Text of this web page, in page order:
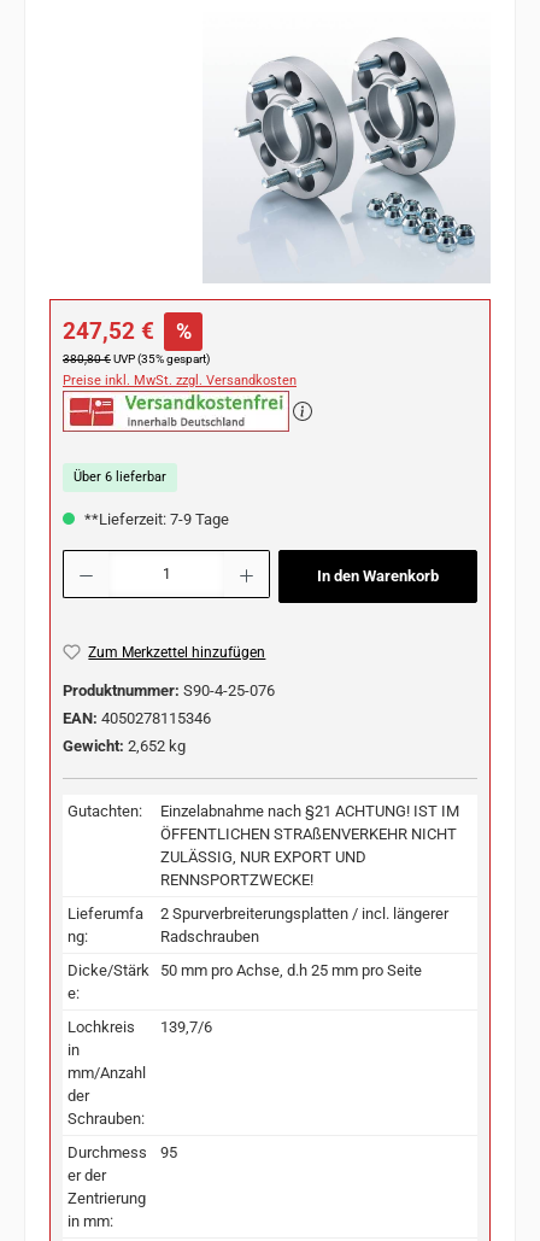
Verkaufspreis:
247,52 € %
Regulärer Preis:
380,80 €UVP (35% gespart)
Preise inkl. MwSt. zzgl. Versandkosten
Über 6 lieferbar
**Lieferzeit: 7-9 Tage
Produkt Anzahl: Gib den gewünschten Wert ein oder benutze die Schaltflächen
In den Warenkorb
Zum Merkzettel hinzufügen
Produktnummer: S90-4-25-076
EAN: 4050278115346
Gewicht: 2,652 kg
Gutachten:
Einzelabnahme nach §21 ACHTUNG! IST IM
ÖFFENTLICHEN STRAßENVERKEHR NICHT
ZULÄSSIG, NUR EXPORT UND
RENNSPORTZWECKE!
Lieferumfa
ng:
2 Spurverbreiterungsplatten / incl. längerer
Radschrauben
Dicke/Stärk
e:
50 mm pro Achse, d.h 25 mm pro Seite
Lochkreis
in
mm/Anzahl
der
Schrauben:
139,7/6
Durchmess
er der
Zentrierung
in mm:
95